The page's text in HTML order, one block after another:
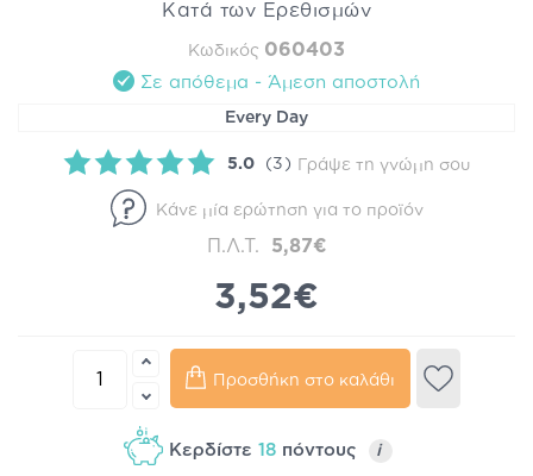
Κατά των Ερεθισμών
Κωδικός 060403
Σε απόθεμα - Άμεση αποστολή
Every Day
5.0 (3) Γράψε τη γνώμη σου
Κάνε μία ερώτηση για το προϊόν
Π.Λ.Τ. 5,87€
3,52€
Προσθήκη στο καλάθι
Κερδίστε 18πόντους i